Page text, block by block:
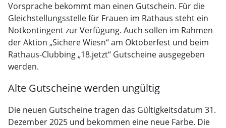
Vorsprache bekommt man einen Gutschein. Für die
Gleichstellungsstelle für Frauen im Rathaus steht ein
Notkontingent zur Verfügung. Auch sollen im Rahmen
der Aktion „Sichere Wiesn“ am Oktoberfest und beim
Rathaus-Clubbing „18.jetzt“ Gutscheine ausgegeben
werden.
Alte Gutscheine werden ungültig
Die neuen Gutscheine tragen das Gültigkeitsdatum 31.
Dezember 2025 und bekommen eine neue Farbe. Die